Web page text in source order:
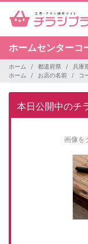
ホームセンターコ
ホーム 都道府県 兵庫
ホーム
お店の名前 コ
本日公開中のチ
画像を